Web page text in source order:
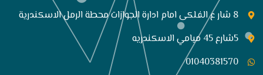
8 شار ع الفلكى امام ادارة الجوازات محطة الرمل الاسكندرية
5شارع 45 ميامي الاسكندريه
01040381570